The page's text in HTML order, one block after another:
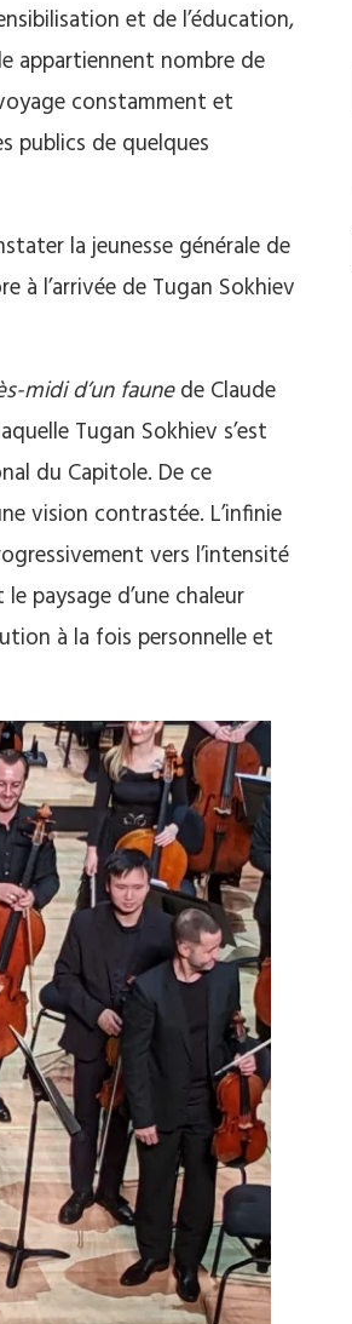
et de l’éducation,
appartiennent nombre de
constamment et
publics de quelques
la jeunesse générale de
à l’arrivée de Tugan Sokhiev
midi d’un faunede Claude
Tugan Sokhiev s’est
du Capitole. De ce
vision contrastée. L’infinie
vers l’intensité
paysage d’une chaleur
à la fois personnelle et